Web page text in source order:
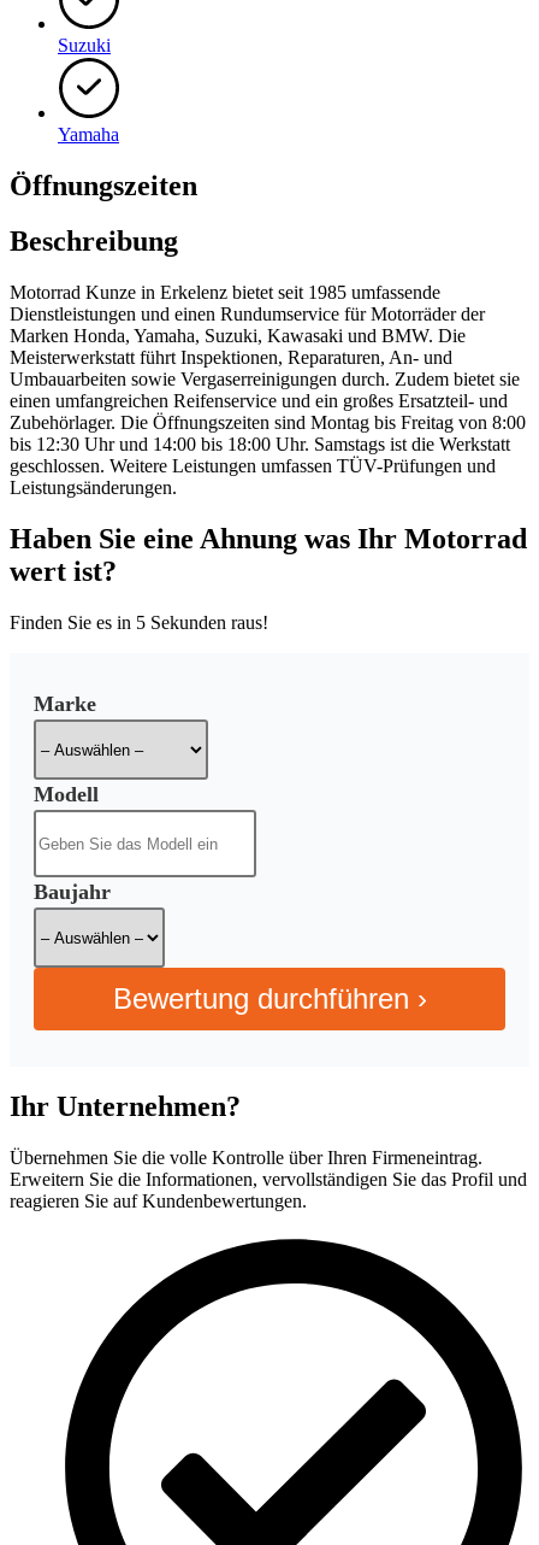
Suzuki
Yamaha
Öffnungszeiten
Beschreibung
Motorrad Kunze in Erkelenz bietet seit 1985 umfassende
Dienstleistungen und einen Rundumservice für Motorräder der
Marken Honda, Yamaha, Suzuki, Kawasaki und BMW. Die
Meisterwerkstatt führt Inspektionen, Reparaturen, An- und
Umbauarbeiten sowie Vergaserreinigungen durch. Zudem bietet sie
einen umfangreichen Reifenservice und ein großes Ersatzteil- und
Zubehörlager. Die Öffnungszeiten sind Montag bis Freitag von 8:00
bis 12:30 Uhr und 14:00 bis 18:00 Uhr. Samstags ist die Werkstatt
geschlossen. Weitere Leistungen umfassen TÜV-Prüfungen und
Leistungsänderungen.
Haben Sie eine Ahnung was Ihr Motorrad
wert ist?
Finden Sie es in 5 Sekunden raus!
Marke
Modell
Baujahr
Bewertung durchführen ›
Ihr Unternehmen?
Übernehmen Sie die volle Kontrolle über Ihren Firmeneintrag.
Erweitern Sie die Informationen, vervollständigen Sie das Profil und
reagieren Sie auf Kundenbewertungen.